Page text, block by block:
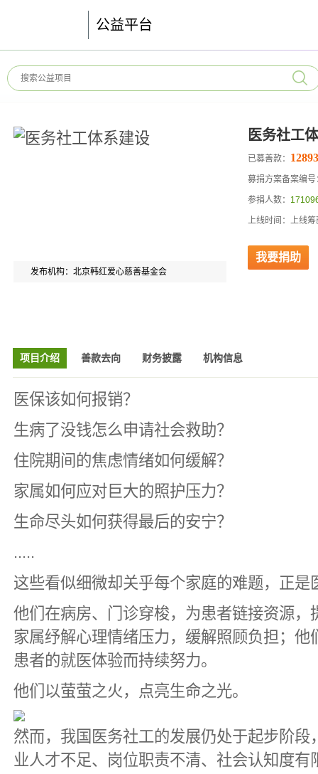
公益平台
医务社工
发布机构：北京韩红爱心慈善基金会
已募善款：
募捐方案备案编
参捐人数：
上线时间：上线
我要捐助
项目介绍 善款去向 财务披露 机构信息
医保该如何报销？
生病了没钱怎么申请社会救助？
住院期间的焦虑情绪如何缓解？
家属如何应对巨大的照护压力？
生命尽头如何获得最后的安宁？
.....
这些看似细微却关乎每个家庭的难题，正是
他们在病房、门诊穿梭，为患者链接资源
家属纾解心理情绪压力，缓解照顾负担；
患者的就医体验而持续努力。
他们以萤萤之火，点亮生命之光。
然而，我国医务社工的发展仍处于起步阶
业人才不足、岗位职责不清、社会认知度